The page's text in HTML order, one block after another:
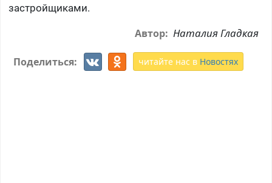
застройщиками.
Автор: Наталия Гладкая
Поделиться: читайте нас в Новостях